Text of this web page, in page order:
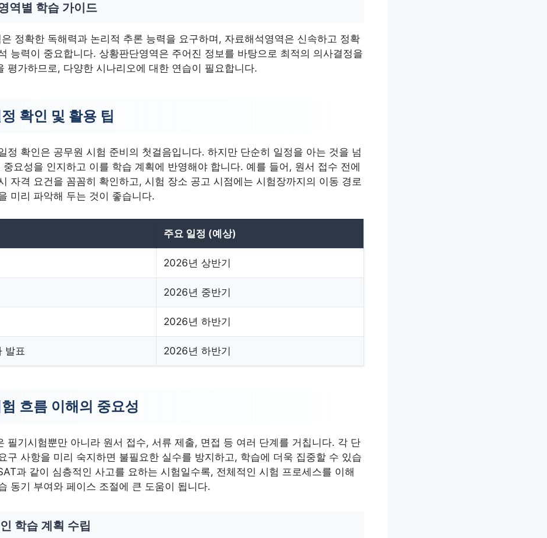
역별 학습 가이드
정확한 독해력과 논리적 추론 능력을 요구하며, 자료해석영역은 신속하고 정확
능력이 중요합니다. 상황판단영역은 주어진 정보를 바탕으로 최적의 의사결정을
평가하므로, 다양한 시나리오에 대한 연습이 필요합니다.
확인 및 활용 팁
정 확인은 공무원 시험 준비의 첫걸음입니다. 하지만 단순히 일정을 아는 것을 넘
중요성을 인지하고 이를 학습 계획에 반영해야 합니다. 예를 들어, 원서 접수 전에
자격 요건을 꼼꼼히 확인하고, 시험 장소 공고 시점에는 시험장까지의 이동 경로
미리 파악해 두는 것이 좋습니다.
주요 일정 (예상)
2026년 상반기
2026년 중반기
2026년 하반기
발표 2026년 하반기
흐름 이해의 중요성
필기시험뿐만 아니라 원서 접수, 서류 제출, 면접 등 여러 단계를 거칩니다. 각 단
구 사항을 미리 숙지하면 불필요한 실수를 방지하고, 학습에 더욱 집중할 수 있습
과 같이 심층적인 사고를 요하는 시험일수록, 전체적인 시험 프로세스를 이해
동기 부여와 페이스 조절에 큰 도움이 됩니다.
학습 계획 수립